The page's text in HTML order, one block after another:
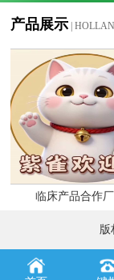
产品展示 |
临床产品合作厂
版